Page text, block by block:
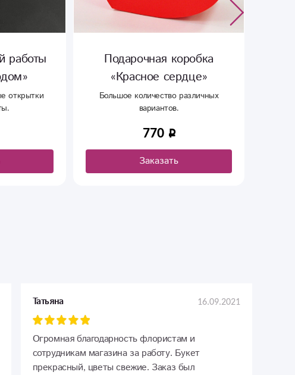
Подарочная коробка
«Красное сердце»
Большое количество различных
Упаковка
Татьяна 16.09.2021
Огромная благодарность флористам и
сотрудникам магазина за работу. Букет
прекрасный, цветы свежие. Заказ был